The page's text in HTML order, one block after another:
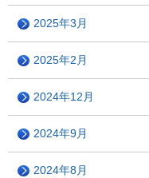
2025年3月
2025年2月
2024年12月
2024年9月
2024年8月